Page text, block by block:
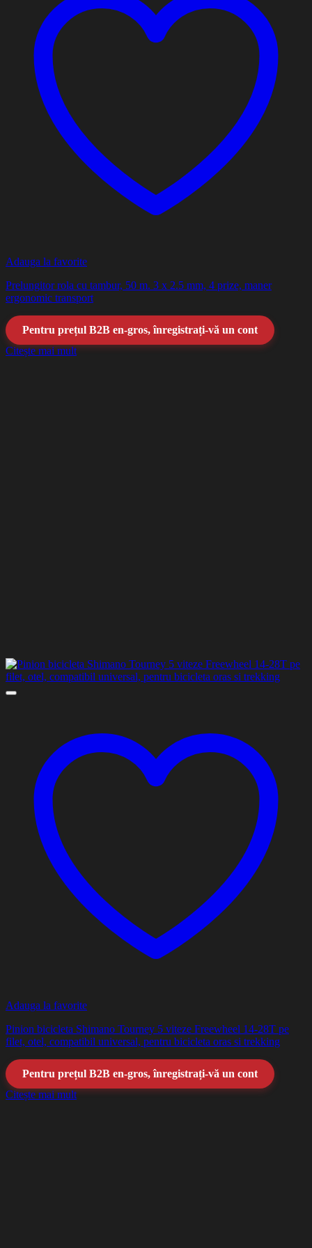
Adauga la favorite
Prelungitor rola cu tambur, 50 m. 3 x 2.5 mm, 4 prize, maner
ergonomic transport
Pentru prețul B2B en-gros, înregistrați-vă un cont
Citește mai mult
Adauga la favorite
Pinion bicicleta Shimano Tourney 5 viteze Freewheel 14-28T pe
filet, otel, compatibil universal, pentru bicicleta oras si trekking
Pentru prețul B2B en-gros, înregistrați-vă un cont
Citește mai mult